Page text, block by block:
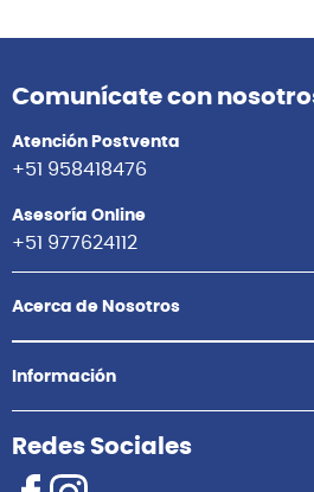
Comunícate con nosotros
Atención Postventa
+51 958418476
Asesoría Online
+51 977624112
Acerca de Nosotros